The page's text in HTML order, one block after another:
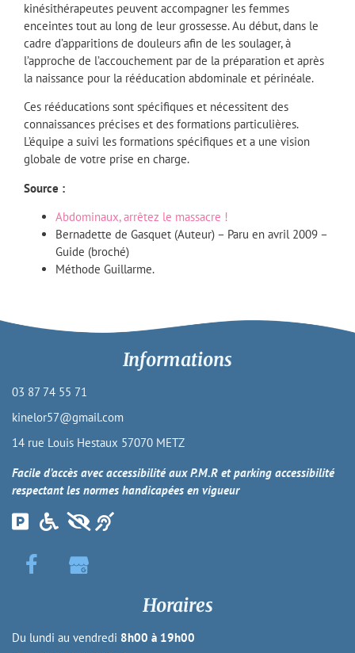
kinésithérapeutes peuvent accompagner les femmes
enceintes tout au long de leur grossesse. Au début, dans le
cadre d’apparitions de douleurs afin de les soulager, à
l’approche de l’accouchement par de la préparation et après
la naissance pour la rééducation abdominale et périnéale.
Ces rééducations sont spécifiques et nécessitent des
connaissances précises et des formations particulières.
L’équipe a suivi les formations spécifiques et a une vision
globale de votre prise en charge.
Source :
Abdominaux, arrêtez le massacre !
Bernadette de Gasquet (Auteur) – Paru en avril 2009 –
Guide (broché)
Méthode Guillarme.
Informations
03 87 74 55 71
kinelor57@gmail.com
14 rue Louis Hestaux 57070 METZ
Facile d’accès avec accessibilité aux P.M.R et parking accessibilité
respectant les normes handicapées en vigueur
Horaires
Du lundi au vendredi 8h00 à 19h00